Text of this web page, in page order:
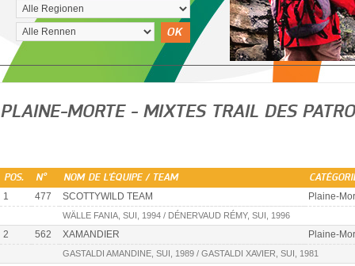
OK
PLAINE-MORTE - MIXTES TRAIL DES
POS. N° NOM DE L'ÉQUIPE / TEAM
1 477 SCOTTYWILD TEAM Plaine-
WÄLLE FANIA, SUI, 1994 / DÉNERVAUD RÉMY, SUI, 1996
2 562 XAMANDIER Plaine-
GASTALDI AMANDINE, SUI, 1989 / GASTALDI XAVIER, SUI, 1981